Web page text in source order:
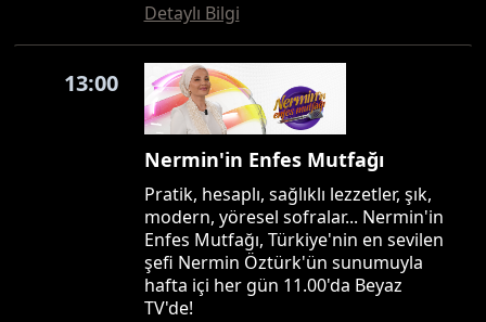
Detaylı Bilgi
13:00
Nermin'in Enfes Mutfağı
Pratik, hesaplı, sağlıklı lezzetler, şık,
modern, yöresel sofralar... Nermin'in
Enfes Mutfağı, Türkiye'nin en sevilen
şefi Nermin Öztürk'ün sunumuyla
hafta içi her gün 11.00'da Beyaz
TV'de!